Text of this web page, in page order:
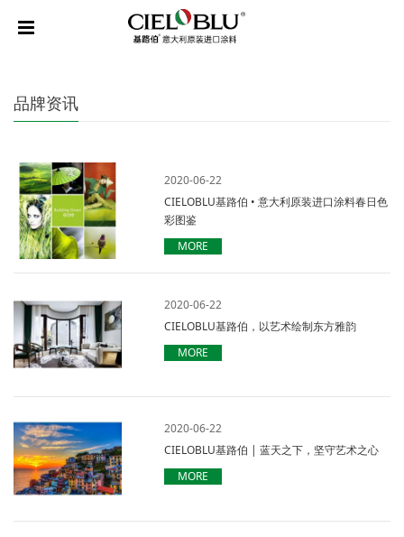
品牌资讯
2020-06-22
CIELOBLU基路伯 • 意大利原装进口涂料春日色
彩图鉴
MORE
2020-06-22
CIELOBLU基路伯，以艺术绘制东方雅韵
MORE
2020-06-22
CIELOBLU基路伯 | 蓝天之下，坚守艺术之心
MORE